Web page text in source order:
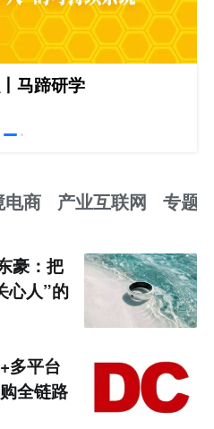
马蹄研学
电商 产业互联网 专题
豪：把
心人”的
多平台
全链路